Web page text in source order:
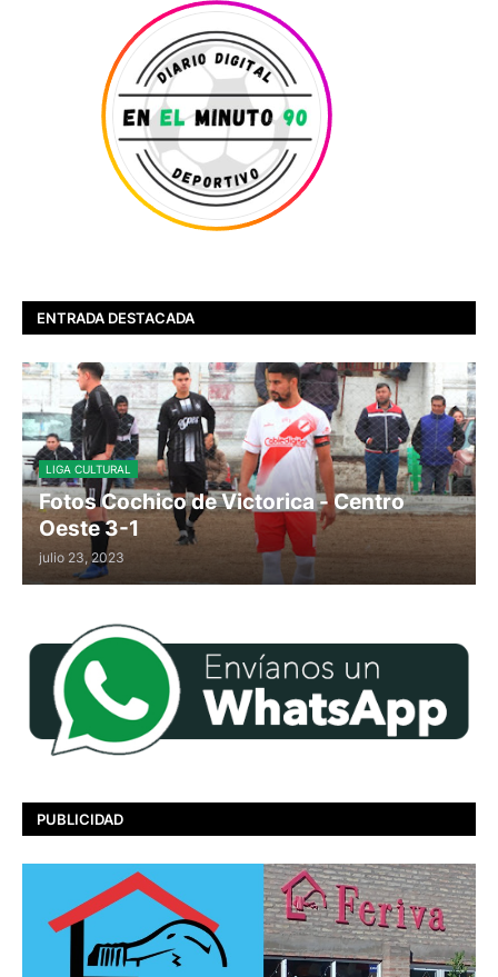
ENTRADA DESTACADA
LIGA CULTURAL
Fotos Cochico de Victorica - Centro
Oeste 3-1
julio 23, 2023
PUBLICIDAD